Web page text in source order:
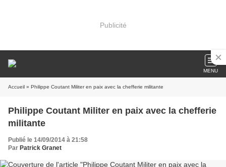
Publicité
MENU
Accueil » Philippe Coutant Militer en paix avec la chefferie militante
Philippe Coutant Militer en paix avec la chefferie
militante
Publié le 14/09/2014 à 21:58
Par Patrick Granet